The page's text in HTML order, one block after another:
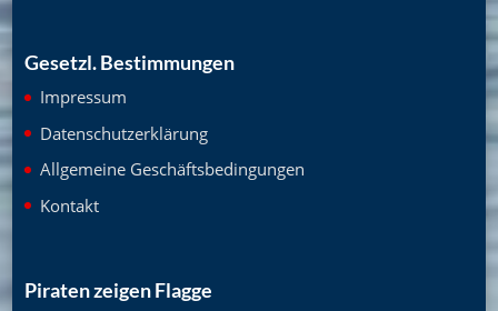
Gesetzl. Bestimmungen
Impressum
Datenschutzerklärung
Allgemeine Geschäftsbedingungen
Kontakt
Piraten zeigen Flagge